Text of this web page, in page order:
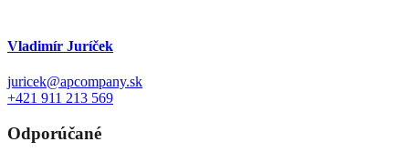
Vladimír Juríček
juricek@apcompany.sk
+421 911 213 569
Odporúčané